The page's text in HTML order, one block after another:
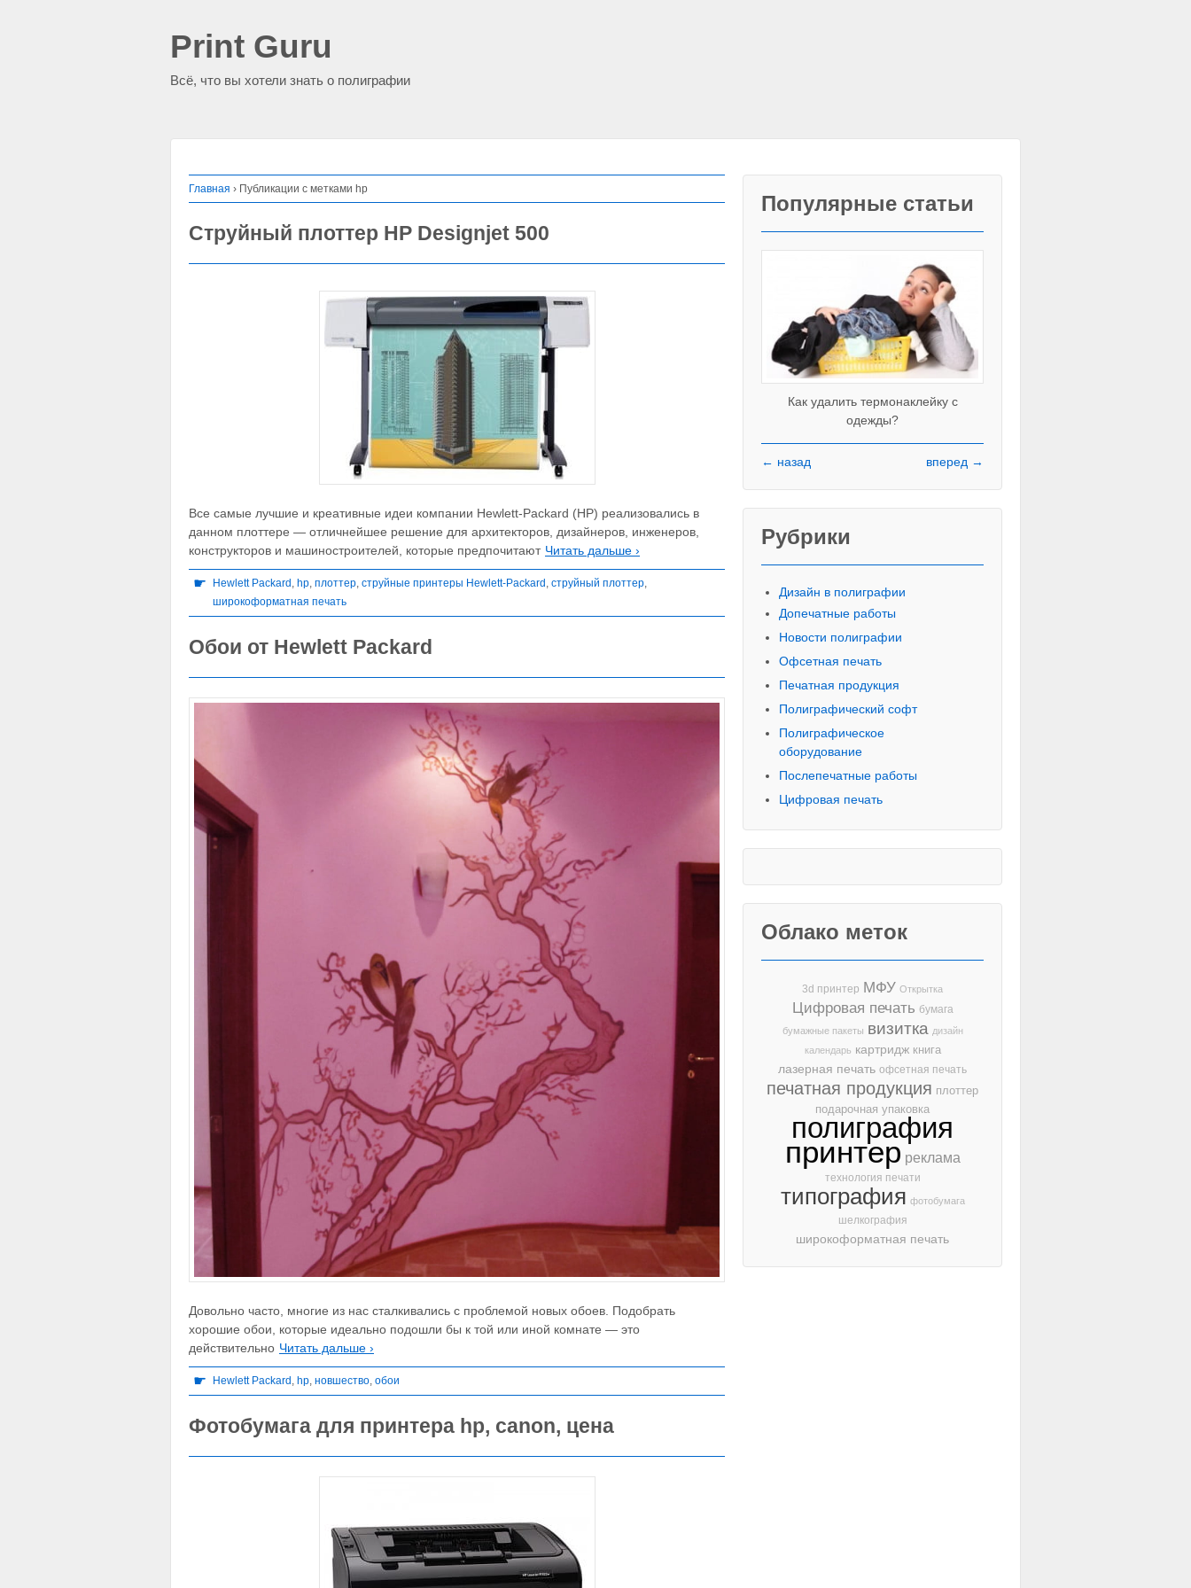
Print Guru
Всё, что вы хотели знать о полиграфии
Главная › Публикации с метками hp
Струйный плоттер HP Designjet 500
Все самые лучшие и креативные идеи компании Hewlett-Packard (HP) реализовались в
данном плоттере — отличнейшее решение для архитекторов, дизайнеров, инженеров,
конструкторов и машиностроителей, которые предпочитают Читать дальше ›
☛ Hewlett Packard , hp, плоттер, струйные принтеры Hewlett-Packard , струйный плоттер,
широкоформатная печать
Обои от Hewlett Packard
Довольно часто, многие из нас сталкивались с проблемой новых обоев. Подобрать
хорошие обои, которые идеально подошли бы к той или иной комнате — это
действительно Читать дальше ›
☛ Hewlett Packard , hp, новшество, обои
Фотобумага для принтера hp, canon, цена
Популярные статьи
Как удалить термонаклейку с
одежды?
Красивые печатные буквы
← назад вперед →
Рубрики
Дизайн в полиграфии
Допечатные работы
Новости полиграфии
Офсетная печать
Печатная продукция
Полиграфический софт
Полиграфическое
оборудование
Послепечатные работы
Цифровая печать
Облако меток
3d принтер МФУ Открытка
Цифровая печать бумага
бумажные пакеты визитка дизайн
календарь картридж книга
лазерная печать офсетная печать
печатная продукция плоттер
подарочная упаковка
полиграфия
принтер реклама
технология печати
типография фотобумага
шелкография
широкоформатная печать